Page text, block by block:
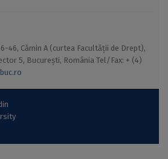
46, Cămin A (curtea Facultății de Drept),
5, București, România Tel/Fax: + (4)